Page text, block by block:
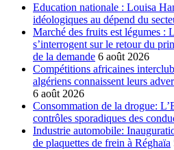
Education nationale : Louisa
idéologiques au dépend du
Marché des fruits est légumes :
s’interrogent sur le retour du
de la demande 6 août 2026
Compétitions africaines
algériens connaissent leurs
6 août 2026
Consommation de la drogue:
contrôles sporadiques des
Industrie automobile:
de plaquettes de frein à Réghaïa